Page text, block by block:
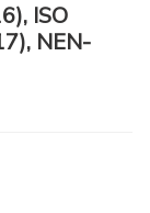
ISO
NEN-